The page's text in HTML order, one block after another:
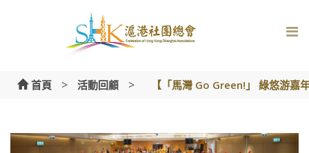
首頁 > 活動回顧 > 【「馬灣 Go Green!」 綠悠游嘉